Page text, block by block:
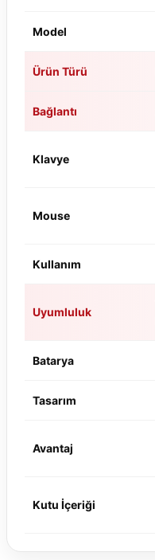
Model
Ürün Türü
Bağlantı
Klavye
Mouse
Kullanım
Uyumluluk
Batarya
Tasarım
Avantaj
Kutu İçeriği